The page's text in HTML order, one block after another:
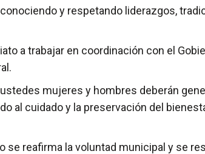
y respetando liderazgos,
a trabajar en coordinación con el
mujeres y hombres deberán
al cuidado y la preservación del
se reafirma la voluntad municipal y se